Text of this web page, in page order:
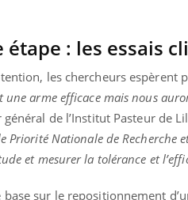
étape : les essais
les chercheurs espèrent
une arme efficace mais nous
de l’Institut Pasteur de
Priorité Nationale de Recherche
et mesurer la tolérance et
base sur le repositionnement